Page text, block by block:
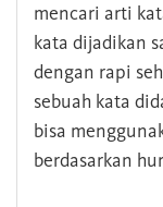
mencari arti
kata dijadikan
dengan rapi
sebuah kata
bisa
berdasarkan